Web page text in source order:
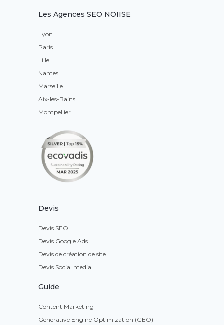
Les Agences SEO NOIISE
Lyon
Paris
Lille
Nantes
Marseille
Aix-les-Bains
Montpellier
Devis
Devis SEO
Devis Google Ads
Devis de création de site
Devis Social media
Guide
Content Marketing
Generative Engine Optimization (GEO)